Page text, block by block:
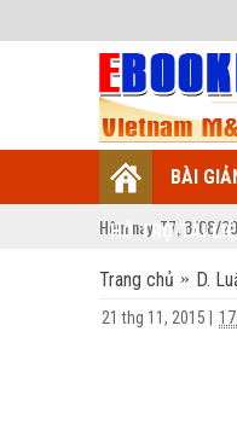
BÀI
HỖ TRỢ TÀI
Hôm nay: T7, 8/08/
Trang chủ D.
21 thg 11, 2015